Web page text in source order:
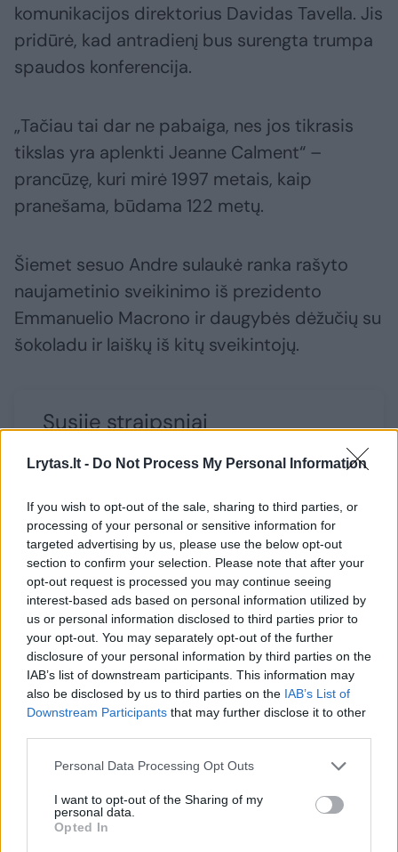
Lrytas.lt - Do Not Process My Personal Information
If you wish to opt-out of the sale, sharing to third parties, or
processing of your personal or sensitive information for
targeted advertising by us, please use the below opt-out
section to confirm your selection. Please note that after your
opt-out request is processed you may continue seeing
interest-based ads based on personal information utilized by
us or personal information disclosed to third parties prior to
your opt-out. You may separately opt-out of the further
disclosure of your personal information by third parties on the
IAB’s list of downstream participants. This information may
also be disclosed by us to third parties on the IAB’s List of
Downstream Participants that may further disclose it to other
Personal Data Processing Opt Outs
I want to opt-out of the Sharing of my
personal data.
Opted In
komunikacijos direktorius Davidas Tavella. Jis
pridūrė, kad antradienį bus surengta trumpa
spaudos konferencija.
„Tačiau tai dar ne pabaiga, nes jos tikrasis
tikslas yra aplenkti Jeanne Calment“ –
prancūzę, kuri mirė 1997 metais, kaip
pranešama, būdama 122 metų.
Šiemet sesuo Andre sulaukė ranka rašyto
naujametinio sveikinimo iš prezidento
Emmanuelio Macrono ir daugybės dėžučių su
šokoladu ir laiškų iš kitų sveikintojų.
Susiję straipsniai
Kembridžo universiteto
bibliotekai sugrąžinti dingę
Charleso Darwino užrašai
pasaulio
broliai
skrydį
„Visada žavėjau savo išmintimi ir protu, bet